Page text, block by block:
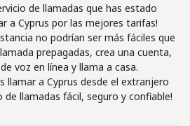
¡Hola!
oREGÍSTRATE →
de llamadas que has estado
a Cyprus por las mejores tarifas!
no podrían ser más fáciles que
prepagadas, crea una cuenta,
voz en línea y llama a casa.
llamar a Cyprus desde el extranjero
llamadas fácil, seguro y confiable!